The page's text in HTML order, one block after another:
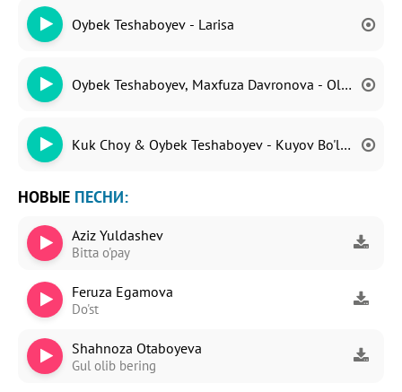
Oybek Teshaboyev - Larisa
Oybek Teshaboyev, Maxfuza Davronova - Olisdasiz
Kuk Choy & Oybek Teshaboyev - Kuyov Bo'lish
НОВЫЕ ПЕСНИ:
Aziz Yuldashev
Bitta o'pay
Feruza Egamova
Do'st
Shahnoza Otaboyeva
Gul olib bering